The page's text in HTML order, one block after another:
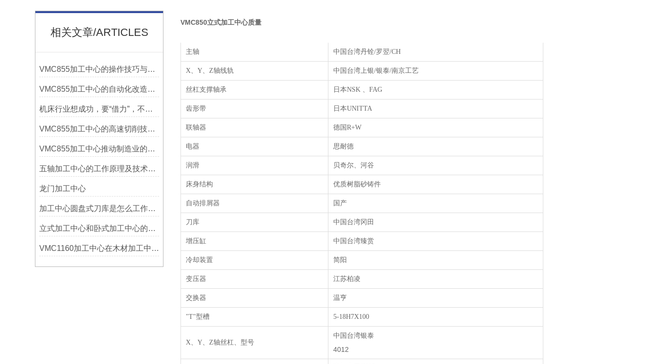
相关文章/ARTICLES
VMC855加工中心的操作技巧与维护指南
VMC855加工中心的自动化改造与智能化应用说明
机床行业想成功，要“借力”，不要“尽力”！
VMC855加工中心的高速切削技术介绍
VMC855加工中心推动制造业的发展
五轴加工中心的工作原理及技术优势
龙门加工中心
加工中心圆盘式刀库是怎么工作的？
立式加工中心和卧式加工中心的区别
VMC1160加工中心在木材加工中的应用
VMC850立式加工中心质量
主轴 中国台湾丹铨/罗翌/CH
X、 Y、 Z轴线轨 中国台湾上银/银泰/南京工艺
丝杠支撑轴承 日本NSK 、 FAG
齿形带 日本UNITTA
联轴器 德国 R+W
电器 思耐德
润滑 贝奇尔、河谷
床身结构 优质树脂砂铸件
自动排屑器 国产
刀库 中国台湾冈田
增压缸 中国台湾臻赏
冷却装置 简阳
变压器 江苏柏凌
交换器 温亨
"T"型槽 5-18H7X100
X、 Y、 Z轴丝杠、型号
中国台湾银泰
4012